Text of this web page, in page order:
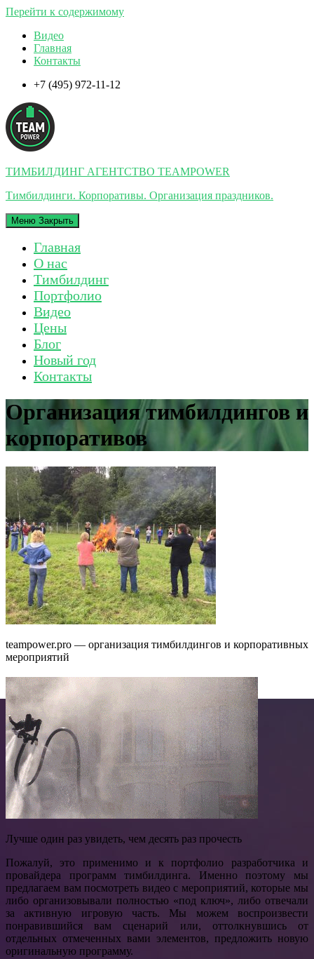
Перейти к содержимому
Видео
Главная
Контакты
+7 (495) 972-11-12
ТИМБИЛДИНГ АГЕНТСТВО TEAMPOWER
Тимбилдинги. Корпоративы. Организация праздников.
Меню Закрыть
Главная
О нас
Тимбилдинг
Портфолио
Видео
Цены
Блог
Новый год
Контакты
Организация тимбилдингов и
корпоративов
teampower.pro — организация тимбилдингов и корпоративных
мероприятий
Лучше один раз увидеть, чем десять раз прочесть
Пожалуй, это применимо и к портфолио разработчика и
провайдера программ тимбилдинга. Именно поэтому мы
предлагаем вам посмотреть видео с мероприятий, которые мы
либо организовывали полностью «под ключ», либо отвечали
за активную игровую часть. Мы можем воспроизвести
понравившийся вам сценарий или, оттолкнувшись от
отдельных отмеченных вами элементов, предложить новую
оригинальную программу.